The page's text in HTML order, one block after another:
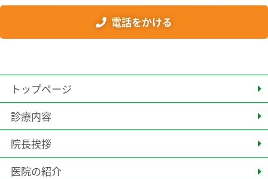
電話をかける
トップページ
診療内容
院長挨拶
医院の紹介